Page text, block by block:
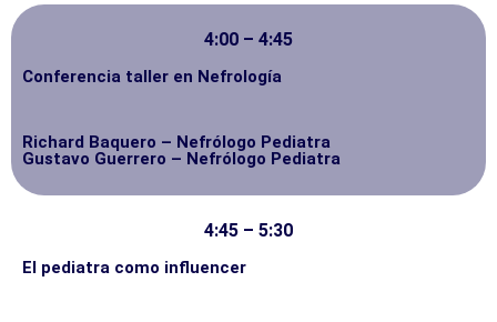
4:00 – 4:45
Conferencia taller en Nefrología
Richard Baquero – Nefrólogo Pediatra
Gustavo Guerrero – Nefrólogo Pediatra
4:45 – 5:30
El pediatra como influencer